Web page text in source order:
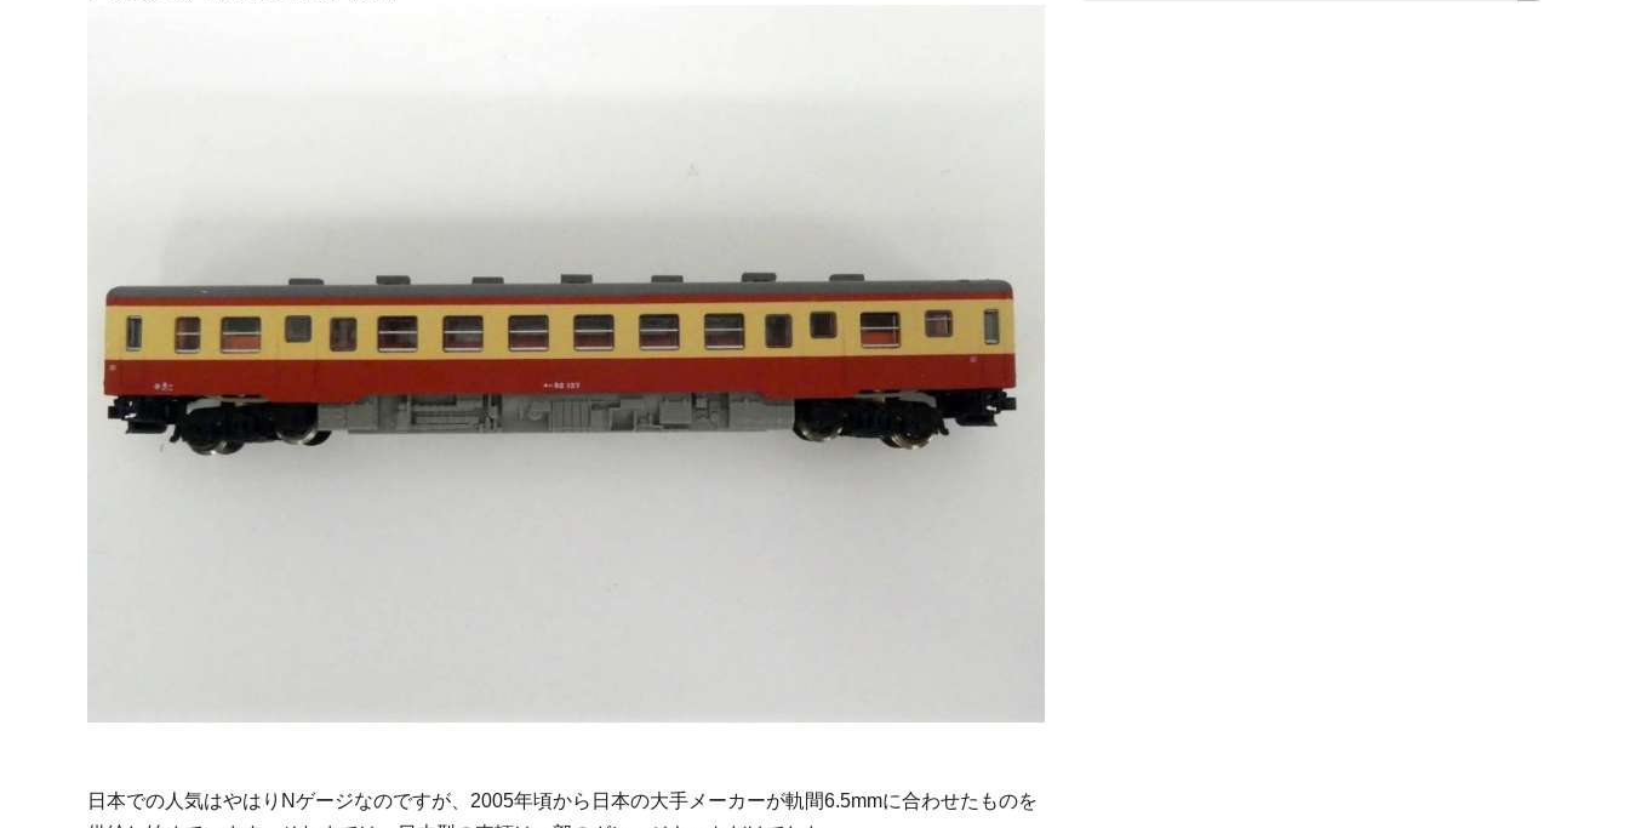
日本での人気はやはりNゲージなのですが、2005年頃から日本の大手メーカーが軌間6.5mmに合わせたものを